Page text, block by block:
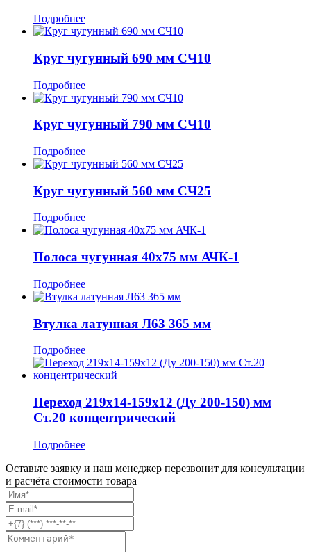
Подробнее
Круг чугунный 690 мм СЧ10
Подробнее
Круг чугунный 790 мм СЧ10
Подробнее
Круг чугунный 560 мм СЧ25
Подробнее
Полоса чугунная 40x75 мм АЧК-1
Подробнее
Втулка латунная Л63 365 мм
Подробнее
Переход 219x14-159x12 (Ду 200-150) мм
Ст.20 концентрический
Подробнее
Оставьте заявку и наш менеджер перезвонит для консультации
и расчёта стоимости товара